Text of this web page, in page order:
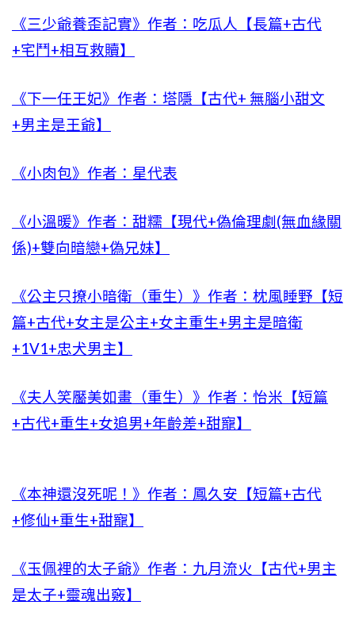
《三少爺養歪記實》作者：吃瓜人【長篇+古代
+宅鬥+相互救贖】
《下一任王妃》作者：塔隱【古代+ 無腦小甜文
+男主是王爺】
《小肉包》作者：星代表
《小溫暖》作者：甜糯【現代+偽倫理劇(無血緣關
係)+雙向暗戀+偽兄妹】
《公主只撩小暗衛（重生）》作者：枕風睡野【短
篇+古代+女主是公主+女主重生+男主是暗衛
+1V1+忠犬男主】
《夫人笑靨美如畫（重生）》作者：怡米【短篇
+古代+重生+女追男+年齡差+甜寵】
《本神還沒死呢！》作者：鳳久安【短篇+古代
+修仙+重生+甜寵】
《玉佩裡的太子爺》作者：九月流火【古代+男主
是太子+靈魂出竅】